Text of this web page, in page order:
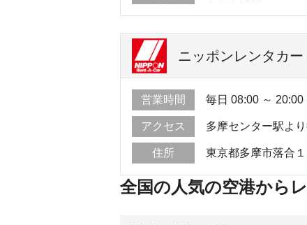
ニッポンレンタカ
営業時間 毎日 08:00 ～ 20:00
アクセス 多摩センター駅よ
住所 東京都多摩市落合
全国の人気の空港から